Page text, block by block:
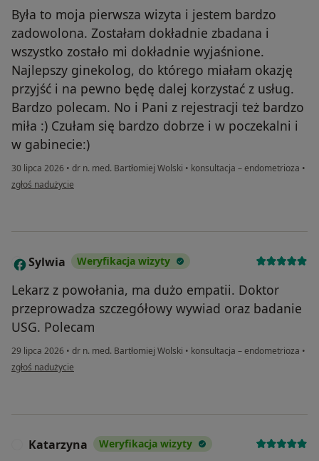
Była to moja pierwsza wizyta i jestem bardzo
zadowolona. Zostałam dokładnie zbadana i
wszystko zostało mi dokładnie wyjaśnione.
Najlepszy ginekolog, do którego miałam okazję
przyjść i na pewno będę dalej korzystać z usług.
Bardzo polecam. No i Pani z rejestracji też bardzo
miła :) Czułam się bardzo dobrze i w poczekalni i
w gabinecie:)
30 lipca 2026 • dr n. med. Bartłomiej Wolski • konsultacja – endometrioza •
w opinii użytkownika Magda
zgłoś nadużycie
S Sylwia Weryfikacja wizyty
Lekarz z powołania, ma dużo empatii. Doktor
przeprowadza szczegółowy wywiad oraz badanie
USG. Polecam
29 lipca 2026 • dr n. med. Bartłomiej Wolski • konsultacja – endometrioza •
w opinii użytkownika Sylwia
zgłoś nadużycie
Katarzyna Weryfikacja wizyty